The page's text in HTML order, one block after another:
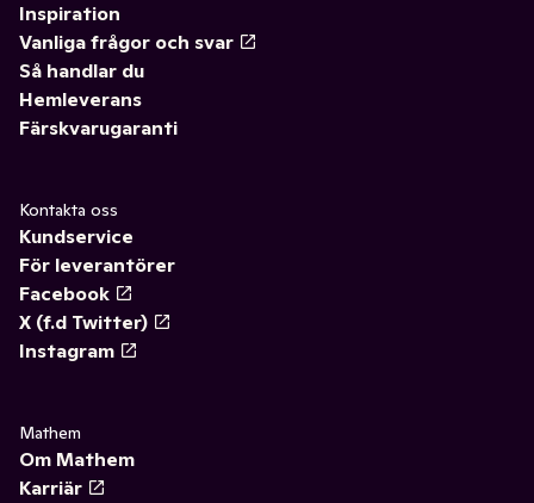
Inspiration
Vanliga frågor och svar
Så handlar du
Hemleverans
Färskvarugaranti
Kontakta oss
Kundservice
För leverantörer
Facebook
X (f.d Twitter)
Instagram
Mathem
Om Mathem
Karriär